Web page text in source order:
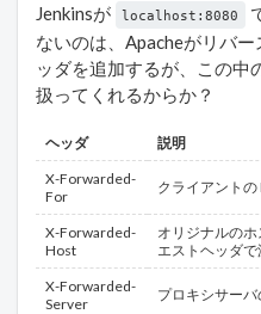
Jenkinsが localhost:8080
ないのは、Apacheがリバ
ッダを追加するが、この中
扱ってくれるからか？
ヘッダ
説明
X-Forwarded-
For
クライアントの
X-Forwarded-
Host
オリジナルの
エストヘッダで
X-Forwarded-
Server
プロキシサーバ